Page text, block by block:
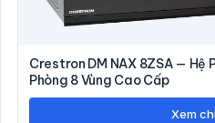
Crestron DM NAX 8ZSA — Hệ
Phòng 8 Vùng Cao Cấp
Xem